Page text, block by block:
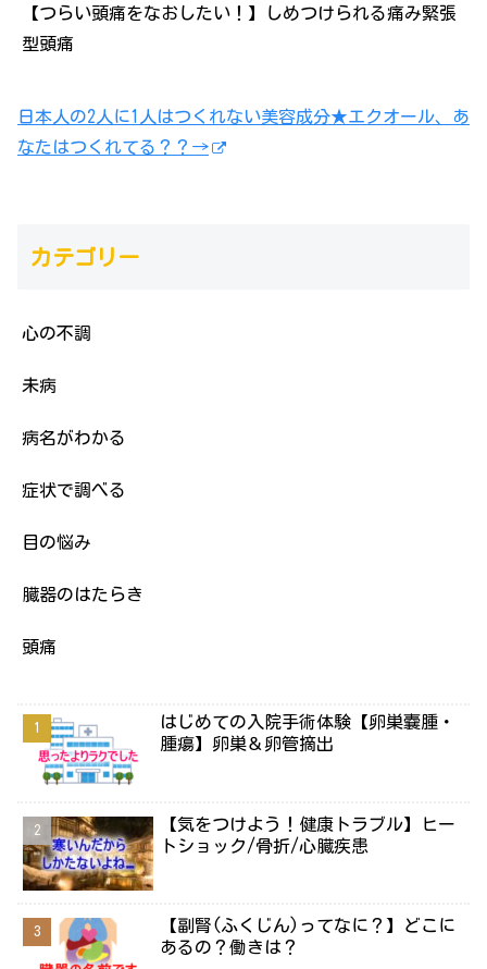
【つらい頭痛をなおしたい！】しめつけられる痛み緊張
型頭痛
日本人の2人に1人はつくれない美容成分★エクオール、あ
なたはつくれてる？？→
カテゴリー
心の不調
未病
病名がわかる
症状で調べる
目の悩み
臓器のはたらき
頭痛
はじめての入院手術体験【卵巣嚢腫・
腫瘍】卵巣＆卵管摘出
【気をつけよう！健康トラブル】ヒー
トショック/骨折/心臓疾患
【副腎(ふくじん)ってなに？】どこに
あるの？働きは？